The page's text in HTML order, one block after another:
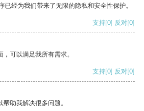
已经为我们带来了无限的隐私和安全性保护。
支持[0] 反对[0]
可以满足我所有需求。
支持[0] 反对[0]
助我解决很多问题。